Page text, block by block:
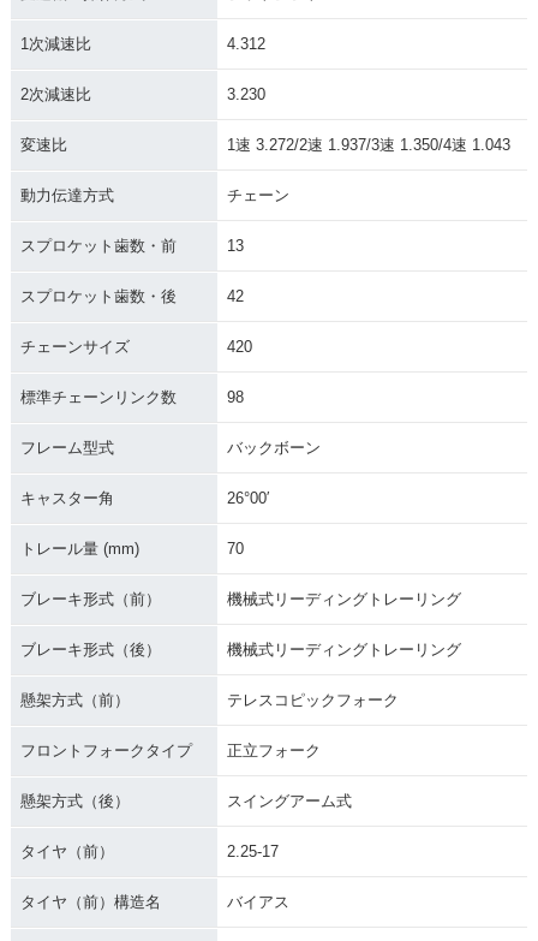
1次減速比 4.312
2次減速比 3.230
変速比 1速 3.272/2速 1.937/3速 1.350/4速 1.043
動力伝達方式 チェーン
スプロケット歯数・前 13
スプロケット歯数・後 42
チェーンサイズ 420
標準チェーンリンク数 98
フレーム型式 バックボーン
キャスター角 26°00′
トレール量 (mm) 70
ブレーキ形式（前） 機械式リーディングトレーリング
ブレーキ形式（後） 機械式リーディングトレーリング
懸架方式（前） テレスコピックフォーク
フロントフォークタイプ 正立フォーク
懸架方式（後） スイングアーム式
タイヤ（前） 2.25-17
タイヤ（前）構造名 バイアス